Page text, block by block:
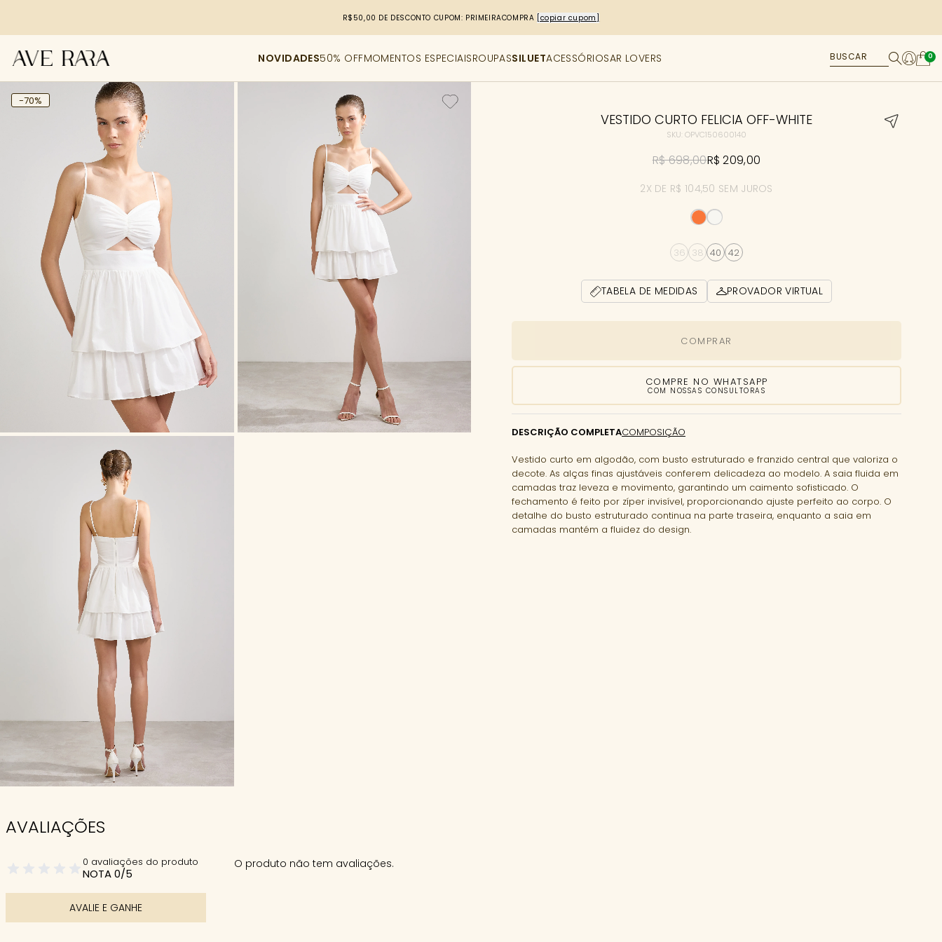
R$50,00 DE DESCONTO CUPOM: PRIMEIRACOMPRA [copiar cupom]
NOVIDADES50% OFFMOMENTOS ESPECIAISROUPASSILUETACESSÓRIOSAR LOVERS 0
-70%
VESTIDO CURTO FELICIA OFF-WHITE
SKU: OPVC150600140
R$ 698,00R$ 209,00
2X DE R$ 104,50 SEM JUROS
36 38 40 42
TABELA DE MEDIDAS PROVADOR VIRTUAL
COMPRAR
COMPRE NO WHATSAPP
COM NOSSAS CONSULTORAS
DESCRIÇÃO COMPLETACOMPOSIÇÃO
Vestido curto em algodão, com busto estruturado e franzido central que valoriza o
decote. As alças finas ajustáveis conferem delicadeza ao modelo. A saia fluida em
camadas traz leveza e movimento, garantindo um caimento sofisticado. O
fechamento é feito por zíper invisível, proporcionando ajuste perfeito ao corpo. O
detalhe do busto estruturado continua na parte traseira, enquanto a saia em
camadas mantém a fluidez do design.
AVALIAÇÕES
0 avaliações do produto
NOTA 0/5
AVALIE E GANHE
O produto não tem avaliações.